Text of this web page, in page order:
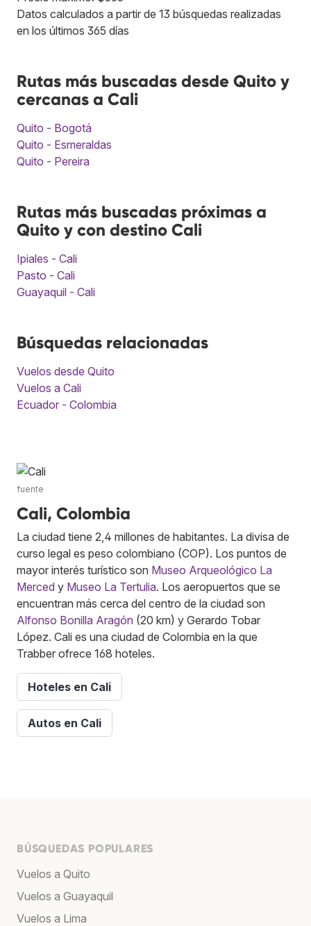
Datos calculados a partir de 13 búsquedas realizadas
en los últimos 365 días
Rutas más buscadas desde Quito y
cercanas a Cali
Quito - Bogotá
Quito - Esmeraldas
Quito - Pereira
Rutas más buscadas próximas a
Quito y con destino Cali
Ipiales - Cali
Pasto - Cali
Guayaquil - Cali
Búsquedas relacionadas
Vuelos desde Quito
Vuelos a Cali
Ecuador - Colombia
fuente
Cali, Colombia
La ciudad tiene 2,4 millones de habitantes. La divisa de
curso legal es peso colombiano (COP). Los puntos de
mayor interés turístico son Museo Arqueológico La
Merced y Museo La Tertulia. Los aeropuertos que se
encuentran más cerca del centro de la ciudad son
Alfonso Bonilla Aragón (20 km) y Gerardo Tobar
López. Cali es una ciudad de Colombia en la que
Trabber ofrece 168 hoteles.
Hoteles en Cali
Autos en Cali
BÚSQUEDAS POPULARES
Vuelos a Quito
Vuelos a Guayaquil
Vuelos a Lima